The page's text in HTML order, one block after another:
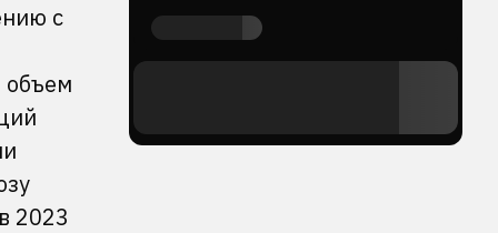
с
объем
2023